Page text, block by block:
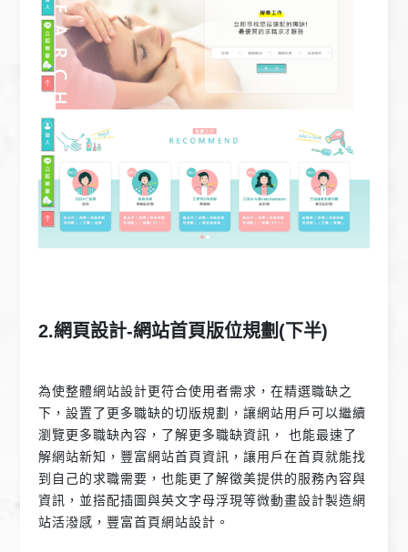
2.網頁設計-網站首頁版位規劃(下半)
為使整體網站設計更符合使用者需求，在精選職缺之
下，設置了更多職缺的切版規劃，讓網站用戶可以繼續
瀏覽更多職缺內容，了解更多職缺資訊， 也能最速了
解網站新知，豐富網站首頁資訊，讓用戶在首頁就能找
到自己的求職需要，也能更了解徵美提供的服務內容與
資訊，並搭配插圖與英文字母浮現等微動畫設計製造網
站活潑感，豐富首頁網站設計。